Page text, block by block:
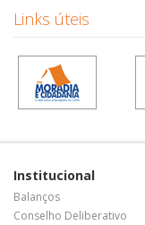
Links úteis
Institucional
Balanços
Conselho Deliberativo